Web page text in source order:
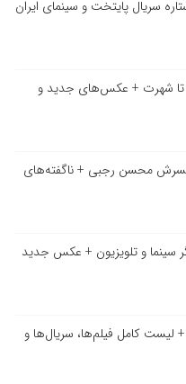
سریال پایتخت و سینمای ایران
تا شهرت + عکس‌های جدید و
محسن رجبی + ناگفته‌های
سینما و تلویزیون + عکس جدید
لیست کامل فیلم‌ها، سریال‌ها و